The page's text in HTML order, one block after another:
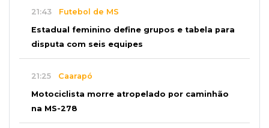
21:43 Futebol de MS
Estadual feminino define grupos e tabela para
disputa com seis equipes
21:25 Caarapó
Motociclista morre atropelado por caminhão
na MS-278